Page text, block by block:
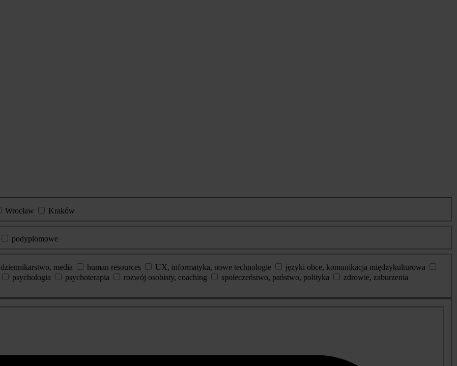
Wrocław
Kraków
podyplomowe
dziennikarstwo, media human resources UX, informatyka, nowe technologie
języki obce, komunikacja międzykulturowa
psychologia psychoterapia rozwój osobisty, coaching społeczeństwo, państwo, polityka
zdrowie, zaburzenia